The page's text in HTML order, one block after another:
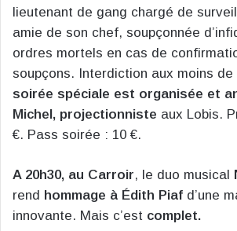
lieutenant de gang chargé de
amie de son chef, soupçonnée
ordres mortels en cas de
soupçons. Interdiction aux moins de
soirée spéciale est organisée et
Michel, projectionniste aux Lobis.
€. Pass soirée : 10 €.
A 20h30, au Carroir, le duo musical
rend hommage à Édith Piaf d’une
innovante. Mais c’est complet.